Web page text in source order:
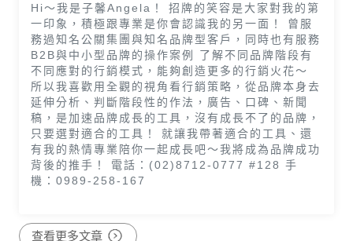
Hi～我是子馨Angela！ 招牌的笑容是大家對我的第
一印象，積極跟專業是你會認識我的另一面！ 曾服
務過知名公關集團與知名品牌型客戶，同時也有服務
B2B與中小型品牌的操作案例 了解不同品牌階段有
不同應對的行銷模式，能夠創造更多的行銷火花～
所以我喜歡用全觀的視角看行銷策略，從品牌本身去
延伸分析、判斷階段性的作法，廣告、口碑、新聞
稿，是加速品牌成長的工具，沒有成長不了的品牌，
只要選對適合的工具！ 就讓我帶著適合的工具、還
有我的熱情專業陪你一起成長吧～我將成為品牌成功
背後的推手！ 電話：(02)8712-0777 #128 手
機：0989-258-167
查看更多文章